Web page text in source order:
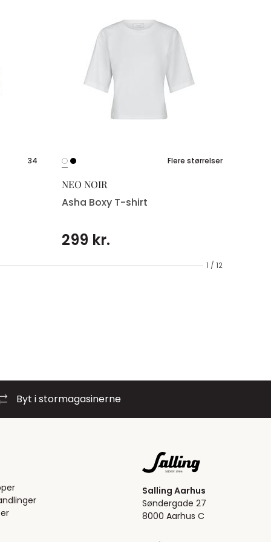
1 / 12
34 Flere størrelser
NEO NOIR
Asha Boxy T-shirt
299 kr.
Byt i stormagasinerne
Salling Aarhus
Søndergade 27
8000 Aarhus C